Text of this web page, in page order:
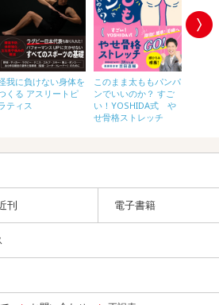
我に負けない身体を
くる アスリートピ
ティス
このまま太ももパンパ
ンでいいのか？ すご
い！YOSHIDA式 や
せ骨格ストレッチ
刊 電子書籍